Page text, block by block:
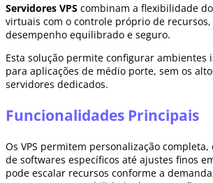
Servidores VPS combinam a flexibilidade
virtuais com o controle próprio de
desempenho equilibrado e seguro.
Esta solução permite configurar ambientes
para aplicações de médio porte, sem os
servidores dedicados.
Funcionalidades Principais
Os VPS permitem personalização
de softwares específicos até ajustes finos
pode escalar recursos conforme a